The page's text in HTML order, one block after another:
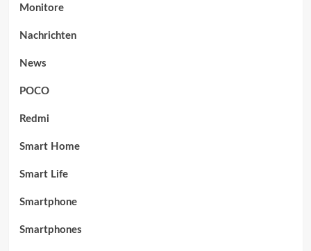
Monitore
Nachrichten
News
POCO
Redmi
Smart Home
Smart Life
Smartphone
Smartphones